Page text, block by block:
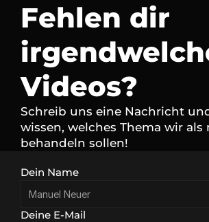
Fehlen dir
Videos?
Schreib uns eine Nachricht
wissen, welches Thema wir als
behandeln sollen!
Dein Name
Deine E-Mail